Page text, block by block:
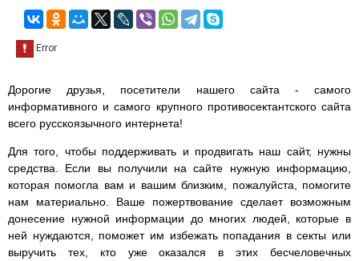
Дорогие друзья, посетители нашего сайта - самого
информативного и самого крупного противосектантского сайта
всего русскоязычного интернета!
Для того, чтобы поддерживать и продвигать наш сайт, нужны
средства. Если вы получили на сайте нужную информацию,
которая помогла вам и вашим близким, пожалуйста, помогите
нам материально. Ваше пожертвование сделает возможным
донесение нужной информации до многих людей, которые в
ней нуждаются, поможет им избежать попадания в секты или
выручить тех, кто уже оказался в этих бесчеловечных